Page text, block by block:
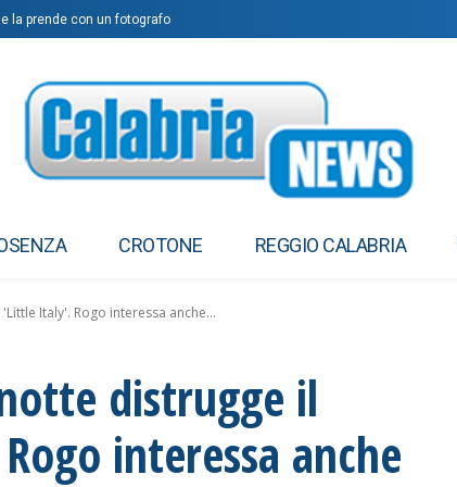
la prende con un fotografo
CROTONE REGGIO CALABRIA
Italy'. Rogo interessa anche...
distrugge il
interessa anche